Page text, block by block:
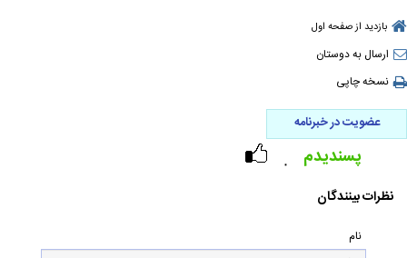
بازدید از صفحه اول
ارسال به دوستان
نسخه چاپی
عضویت در خبرنامه
۰ پسندیدم
نظرات بینندگان
نام